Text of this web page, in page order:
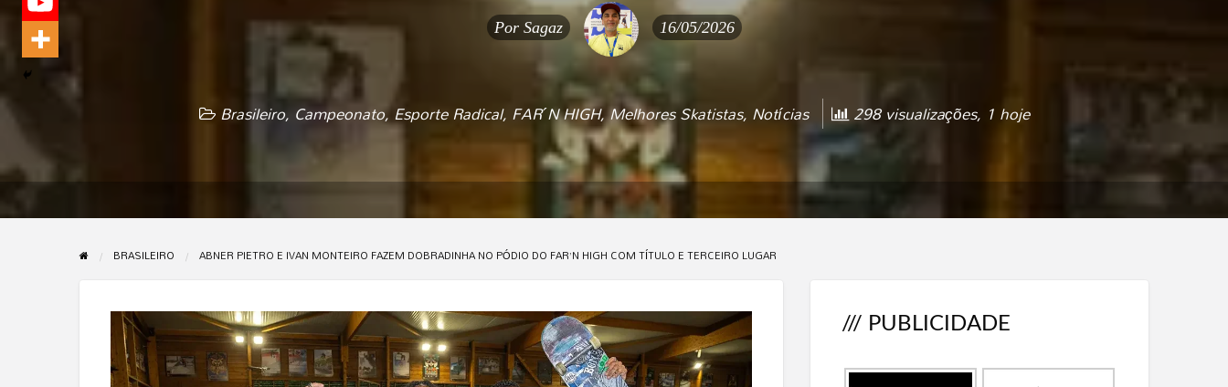
Por Sagaz 16/05/2026
Brasileiro, Campeonato,Esporte Radical, FAR´N HIGH,Melhores Skatistas, Notícias 298 visualizações, 1 hoje
BRASILEIRO ABNER PIETRO E IVAN MONTEIRO FAZEM DOBRADINHA NO PÓDIO DO FAR’N HIGH COM TÍTULO E TERCEIRO LUGAR
/// PUBLICIDADE